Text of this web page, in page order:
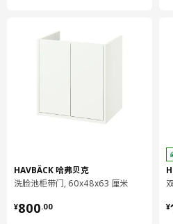
沙发套会影响沙发的外观，宜家可
HAVBÄCK 哈弗贝克
洗脸池柜带门, 60x48x63 厘米
¥800.00
¥ 800.00 ¥